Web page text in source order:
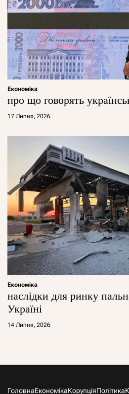
Економіка
про що говорять
17 Липня, 2026
Економіка
наслідки для ринку
Україні
14 Липня, 2026
ГоловнаЕкономікаКорупціяПолітика